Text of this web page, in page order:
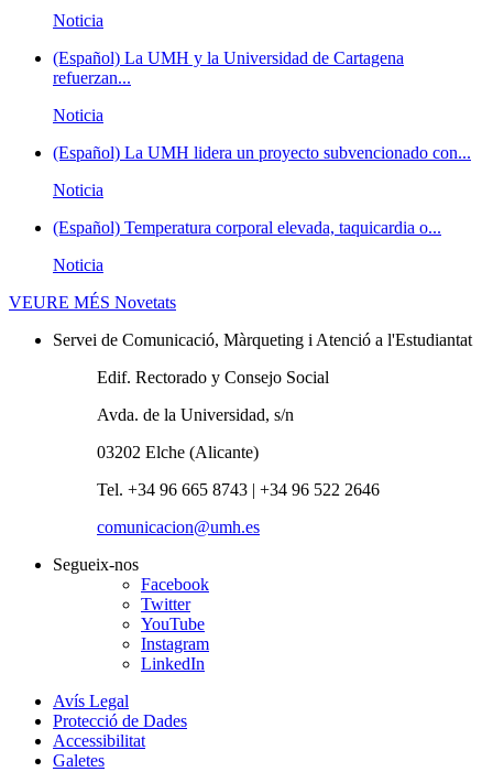
Noticia
(Español) La UMH y la Universidad de Cartagena
refuerzan...
Noticia
(Español) La UMH lidera un proyecto subvencionado con...
Noticia
(Español) Temperatura corporal elevada, taquicardia o...
Noticia
VEURE MÉS Novetats
Servei de Comunicació, Màrqueting i Atenció a l'Estudiantat
Edif. Rectorado y Consejo Social
Avda. de la Universidad, s/n
03202 Elche (Alicante)
Tel. +34 96 665 8743 | +34 96 522 2646
comunicacion@umh.es
Segueix-nos
Facebook
Twitter
YouTube
Instagram
LinkedIn
Avís Legal
Protecció de Dades
Accessibilitat
Galetes